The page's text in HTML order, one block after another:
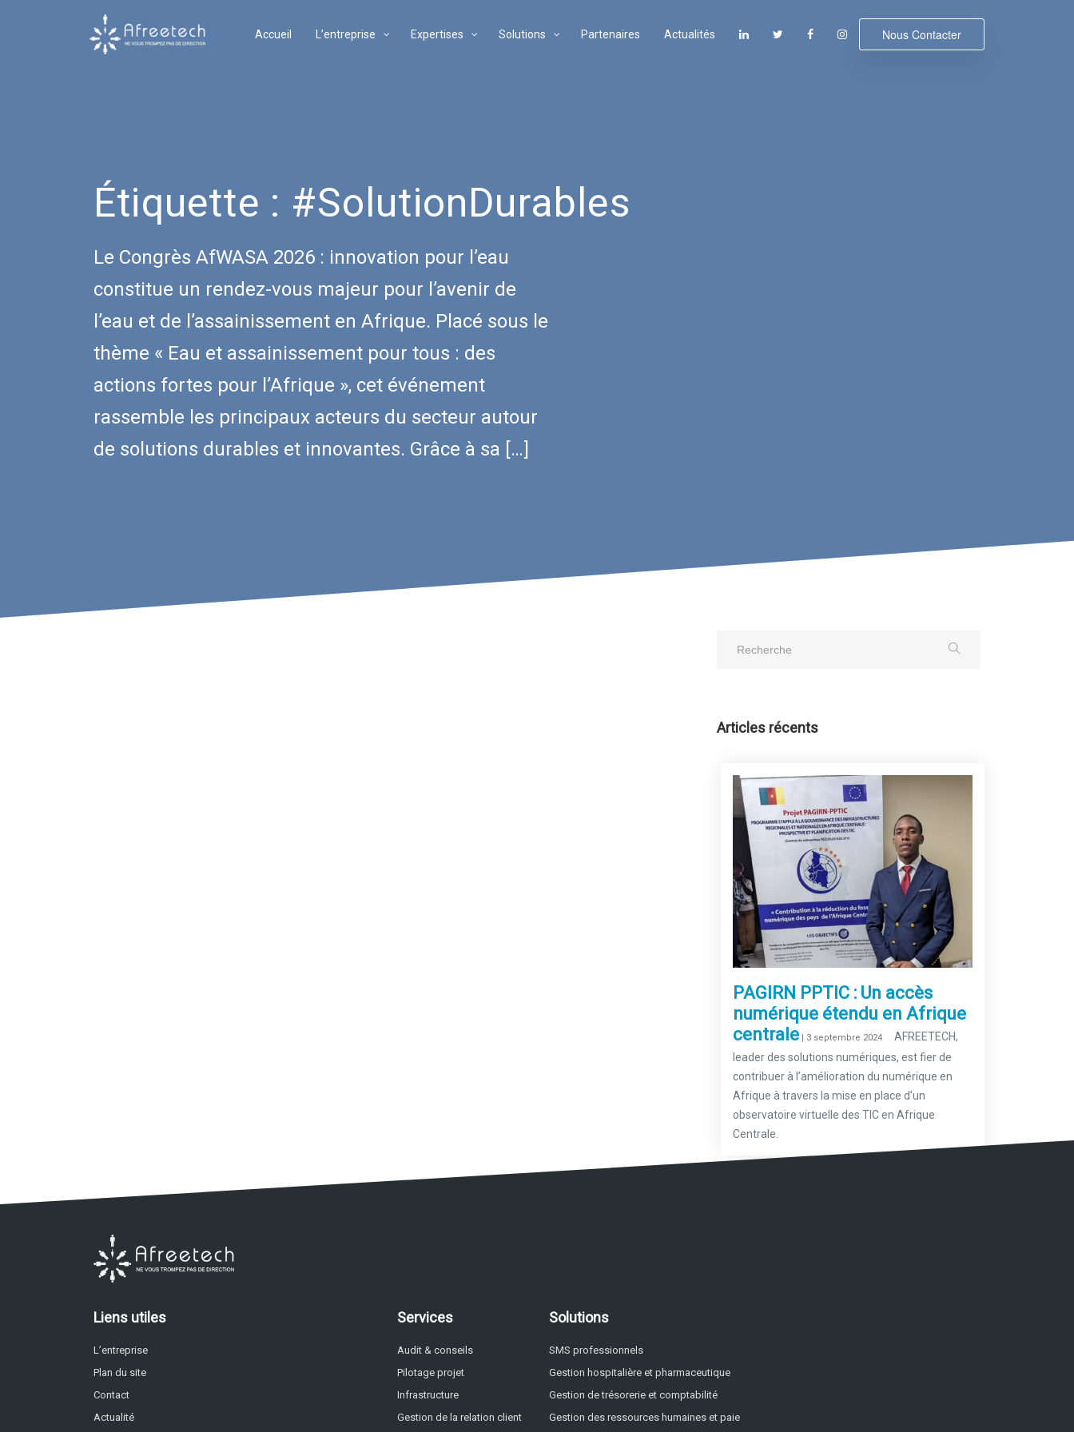
Accueil L’entreprise Expertises Solutions Partenaires Actualités Nous Contacter
Étiquette : #SolutionDurables
Le Congrès AfWASA 2026 : innovation pour l’eau
constitue un rendez-vous majeur pour l’avenir de
l’eau et de l’assainissement en Afrique. Placé sous le
thème « Eau et assainissement pour tous : des
actions fortes pour l’Afrique », cet événement
rassemble les principaux acteurs du secteur autour
de solutions durables et innovantes. Grâce à sa […]
Articles récents
PAGIRN PPTIC : Un accès
numérique étendu en Afrique
centrale | 3 septembre 2024
AFREETECH,
leader des solutions numériques, est fier de
contribuer à l’amélioration du numérique en
Afrique à travers la mise en place d’un
observatoire virtuelle des TIC en Afrique
Centrale.
Liens utiles
L’entreprise
Plan du site
Contact
Actualité
Services
Audit & conseils
Pilotage projet
Infrastructure
Gestion de la relation client
Solutions
SMS professionnels
Gestion hospitalière et pharmaceutique
Gestion de trésorerie et comptabilité
Gestion des ressources humaines et paie